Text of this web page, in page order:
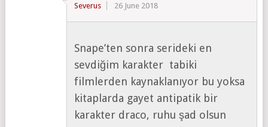
Severus 26 June 2018
Snape’ten sonra serideki en
sevdiğim karakter tabiki
filmlerden kaynaklanıyor bu yoksa
kitaplarda gayet antipatik bir
karakter draco, ruhu şad olsun